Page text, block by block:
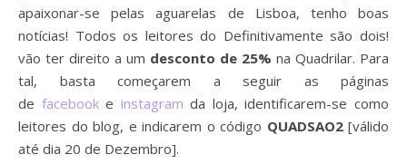
apaixonar-se pelas aguarelas de Lisboa, tenho boas
notícias! Todos os leitores do Definitivamente são dois!
vão ter direito a um desconto de 25% na Quadrilar. Para
tal, basta começarem a seguir as páginas
de facebooke instagram da loja, identificarem-se como
leitores do blog, e indicarem o código QUADSAO2[válido
até dia 20 de Dezembro].